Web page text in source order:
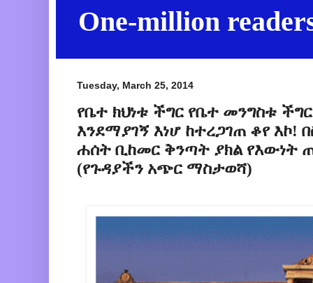
One-million
Tuesday, March 25, 2014
የቤተ ክህነቱ ችግር የቤተ መንግስቱ
እንደማያገኝ እነሆ ከተረጋገጠ ቆየ
ሐሰት ቢከመር ቅንጣት ያክል
(የጉዳያችን አጭር ማስታወሻ)